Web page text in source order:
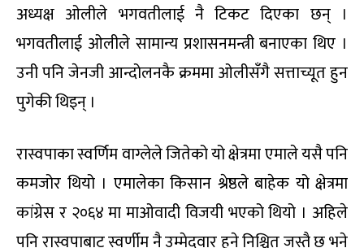
अध्यक्ष ओलीले भगवतीलाई नै टिकट दिएका छन् ।
भगवतीलाई ओलीले सामान्य प्रशासनमन्त्री बनाएका थिए ।
उनी पनि जेनजी आन्दोलनकै क्रममा ओलीसँगै सत्ताच्यूत हुन
पुगेकी थिइन् ।
रास्वपाका स्वर्णिम वाग्लेले जितेको यो क्षेत्रमा एमाले यसै पनि
कमजोर थियो । एमालेका किसान श्रेष्ठले बाहेक यो क्षेत्रमा
कांग्रेस र २०६४ मा माओवादी विजयी भएको थियो । अहिले
पनि रास्वपाबाट स्वर्णीम नै उम्मेदवार हुने निश्चित जस्तै छ भने